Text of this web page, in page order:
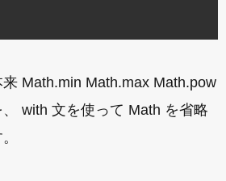
Math.min Math.max Math.pow
with 文を使って Math を省略